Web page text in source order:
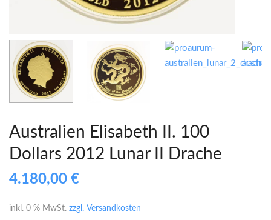
Australien Elisabeth II. 100
Dollars 2012 Lunar II Drache
4.180,00 €
inkl. 0 % MwSt. zzgl. Versandkosten